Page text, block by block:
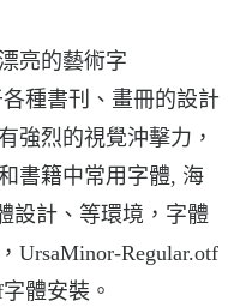
亮的藝術字
各種書刊、畫冊的設計
強烈的視覺沖擊力，
書籍中常用字體, 海
設計、等環境，字體
UrsaMinor-Regular.otf
體安裝。